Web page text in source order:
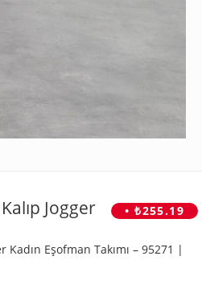
• ₺255.19
Jogger
Eşofman Takımı – 95271 |